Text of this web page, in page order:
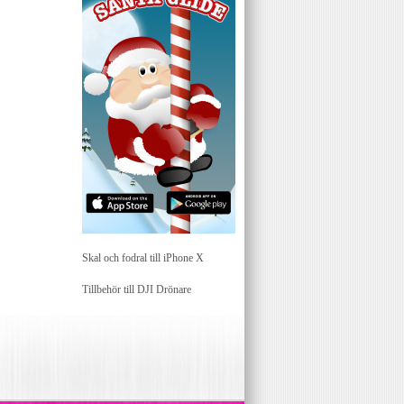
Skal och fodral till iPhone X
Tillbehör till DJI Drönare